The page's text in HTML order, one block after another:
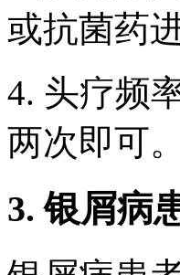
或抗菌药
4. 头疗频
两次即可
3. 银屑病